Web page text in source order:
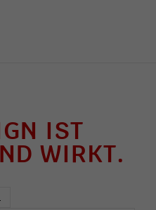
IST
WIRKT.